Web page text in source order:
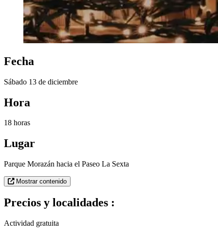
Fecha
Sábado 13 de diciembre
Hora
18 horas
Lugar
Parque Morazán hacia el Paseo La Sexta
Mostrar contenido
Precios y localidades :
Actividad gratuita